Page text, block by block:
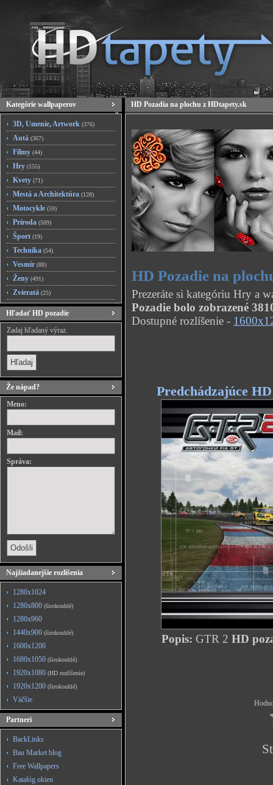
Kategórie wallpaperov
3D, Umenie, Artwork (376)
Autá (367)
Filmy (44)
Hry (155)
Kvety (71)
Mestá a Architektúra (128)
Motocykle (59)
Príroda (509)
Šport (19)
Technika (54)
Vesmír (88)
Ženy (491)
Zvieratá (25)
Hľadať HD pozadie
Zadaj hľadaný výraz.
Že nápad?
Meno:
Mail:
Správa:
Najžiadanejšie rozlíšenia
1280x1024
1280x800 (širokouhlé)
1280x960
1440x900 (širokouhlé)
1600x1200
1680x1050 (širokouhlé)
1920x1080 (HD rozlíšenie)
1920x1200 (širokouhlé)
Väčšie
Partneri
BackLinks
Bau Market blog
Free Wallpapers
Katalóg okien
HD Pozadia na plochu z HDtapety.sk
HD Pozadie na
Prezeráte si kategóriu Hry a
Pozadie bolo zobrazené
Dostupné rozlíšenie -
Predchádzajúce
Popis: GTR 2 HD